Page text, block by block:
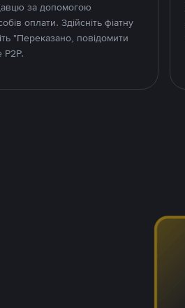
за допомогою
оплати. Здійсніть фіатну
"Переказано, повідомити
P2P.